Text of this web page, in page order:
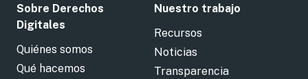
Sobre Derechos
Digitales
Quiénes somos
Qué hacemos
Nuestro trabajo
Recursos
Noticias
Transparencia